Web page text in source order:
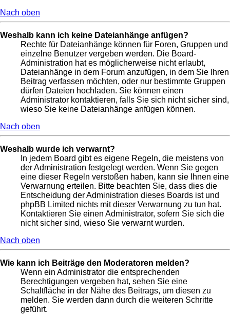
Nach oben
Weshalb kann ich keine Dateianhänge anfügen?
Rechte für Dateianhänge können für Foren, Gruppen und
einzelne Benutzer vergeben werden. Die Board-
Administration hat es möglicherweise nicht erlaubt,
Dateianhänge in dem Forum anzufügen, in dem Sie Ihren
Beitrag verfassen möchten, oder nur bestimmte Gruppen
dürfen Dateien hochladen. Sie können einen
Administrator kontaktieren, falls Sie sich nicht sicher sind,
wieso Sie keine Dateianhänge anfügen können.
Nach oben
Weshalb wurde ich verwarnt?
In jedem Board gibt es eigene Regeln, die meistens von
der Administration festgelegt werden. Wenn Sie gegen
eine dieser Regeln verstoßen haben, kann sie Ihnen eine
Verwarnung erteilen. Bitte beachten Sie, dass dies die
Entscheidung der Administration dieses Boards ist und
phpBB Limited nichts mit dieser Verwarnung zu tun hat.
Kontaktieren Sie einen Administrator, sofern Sie sich die
nicht sicher sind, wieso Sie verwarnt wurden.
Nach oben
Wie kann ich Beiträge den Moderatoren melden?
Wenn ein Administrator die entsprechenden
Berechtigungen vergeben hat, sehen Sie eine
Schaltfläche in der Nähe des Beitrags, um diesen zu
melden. Sie werden dann durch die weiteren Schritte
geführt.